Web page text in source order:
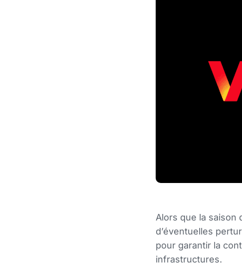
Alors que la saison
d’éventuelles
pour garantir la
infrastructures.